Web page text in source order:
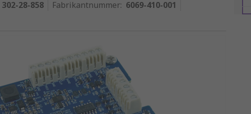
302-28-858 Fabrikantnummer: 6069-410-001